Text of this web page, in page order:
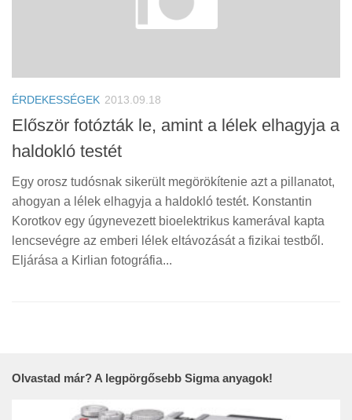
ÉRDEKESSÉGEK 2013.09.18
Először fotózták le, amint a lélek elhagyja a
haldokló testét
Egy orosz tudósnak sikerült megörökítenie azt a pillanatot,
ahogyan a lélek elhagyja a haldokló testét. Konstantin
Korotkov egy úgynevezett bioelektrikus kamerával kapta
lencsevégre az emberi lélek eltávozását a fizikai testből.
Eljárása a Kirlian fotográfia...
Olvastad már? A legpörgősebb Sigma anyagok!